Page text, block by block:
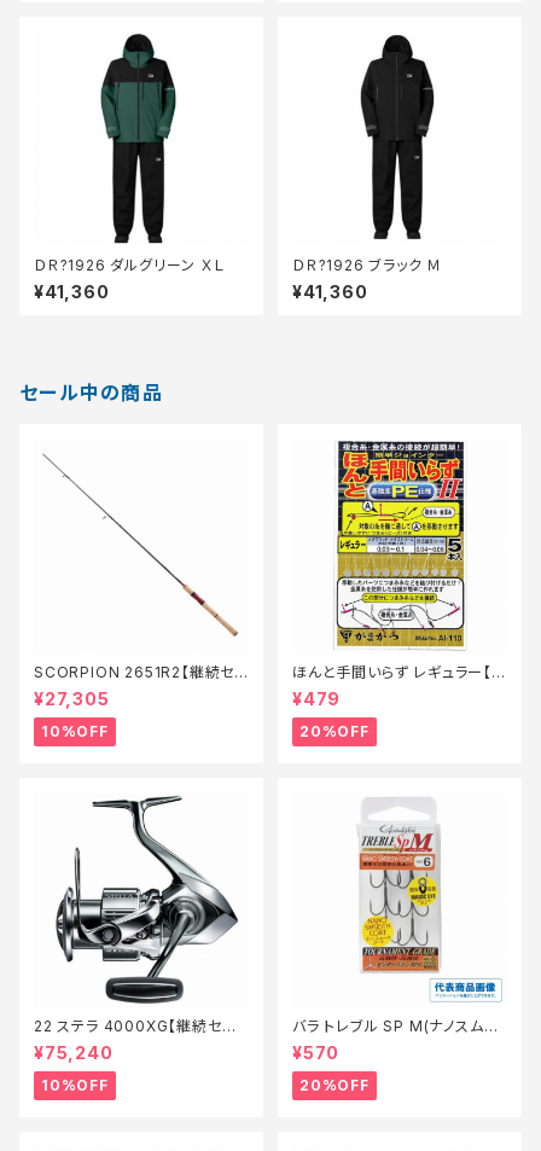
ＤＲ?1926 ダルグリーン ＸＬ
¥41,360
ＤＲ?1926 ブラック Ｍ
¥41,360
セール中の商品
SCORPION 2651R2【継続セ
ール_ロッド】【10】
¥27,305
10%OFF
ほんと手間いらず レギュラー【特
価仕掛】【20】
¥479
20%OFF
22 ステラ 4000XG【継続セー
ル_リール】【10】
¥75,240
10%OFF
バラ トレブル SP M(ナノスムー
スコート)【特価仕掛】【20】
¥570
20%OFF